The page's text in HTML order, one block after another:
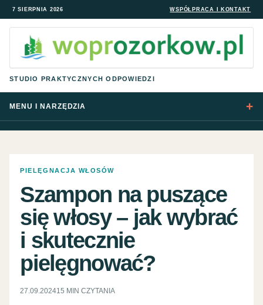
7 SIERPNIA 2026 WSPÓŁPRACA I KONTAKT
STUDIO PRAKTYCZNYCH ODPOWIEDZI
MENU I NARZĘDZIA
PIELĘGNACJA WŁOSÓW
Szampon na puszące
się włosy – jak wybrać
i skutecznie
pielęgnować?
27.09.202415 MIN CZYTANIA